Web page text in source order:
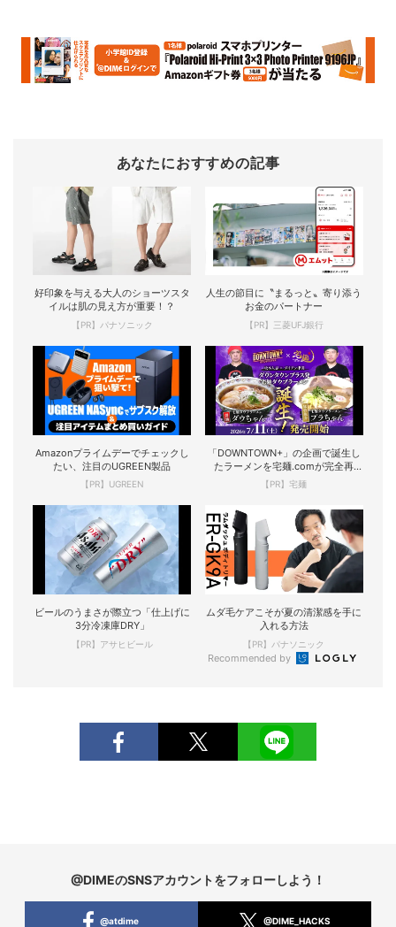
あなたにおすすめの記事
好印象を与える大人のショーツスタ
イルは肌の見え方が重要！？
【PR】パナソニック
人生の節目に〝まるっと〟寄り添う
お金のパートナー
【PR】三菱UFJ銀行
Amazonプライムデーでチェックし
たい、注目のUGREEN製品
【PR】UGREEN
「DOWNTOWN+」の企画で誕生し
たラーメンを宅麺.comが完全再
現！
【PR】宅麺
ビールのうまさが際立つ「仕上げに
3分冷凍庫DRY」
【PR】アサヒビール
ムダ毛ケアこそが夏の清潔感を手に
入れる方法
【PR】パナソニック
Recommended by
@DIMEのSNSアカウントをフォローしよう！
@atdime @DIME_HACKS